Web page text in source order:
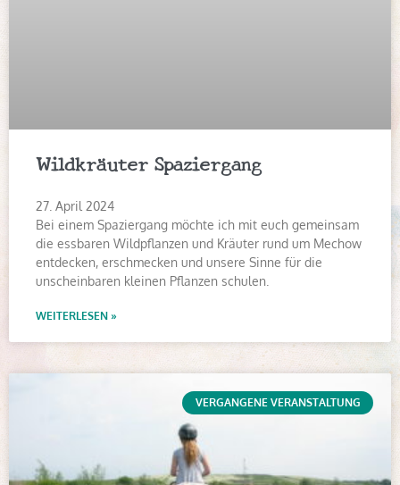
Wildkräuter Spaziergang
27. April 2024
Bei einem Spaziergang möchte ich mit euch gemeinsam
die essbaren Wildpflanzen und Kräuter rund um Mechow
entdecken, erschmecken und unsere Sinne für die
unscheinbaren kleinen Pflanzen schulen.
WEITERLESEN »
VERGANGENE VERANSTALTUNG